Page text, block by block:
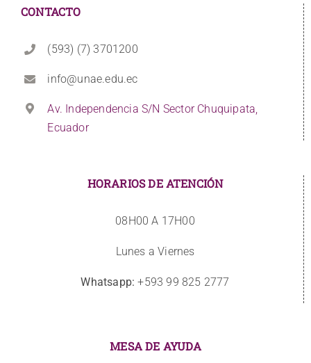
CONTACTO
(593) (7) 3701200
info@unae.edu.ec
Av. Independencia S/N Sector Chuquipata,
Ecuador
HORARIOS DE ATENCIÓN
08H00 A 17H00
Lunes a Viernes
Whatsapp: +593 99 825 2777
MESA DE AYUDA